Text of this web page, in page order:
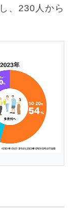
、230人から